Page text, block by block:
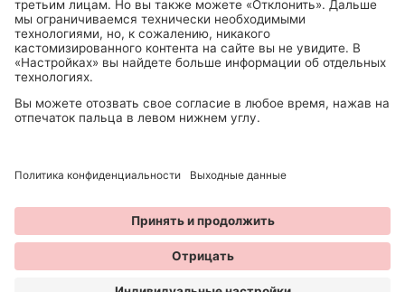
Можно пкупить в